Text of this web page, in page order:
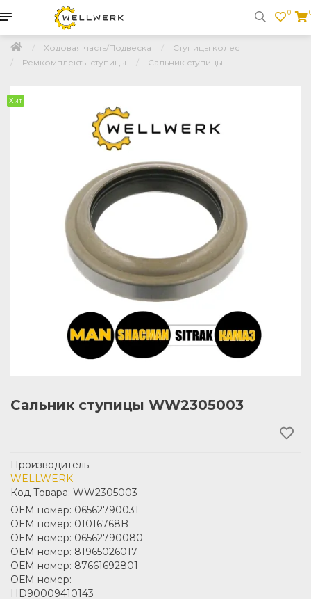
0
Ходовая часть/Подвеска
Ступицы колес
Ремкомплекты ступицы
Сальник ступицы
Хит
Сальник ступицы WW2305003
Производитель:
WELLWERK
Код Товара: WW2305003
ОЕМ номер: 06562790031
ОЕМ номер: 01016768B
ОЕМ номер: 06562790080
ОЕМ номер: 81965026017
ОЕМ номер: 87661692801
ОЕМ номер:
HD90009410143